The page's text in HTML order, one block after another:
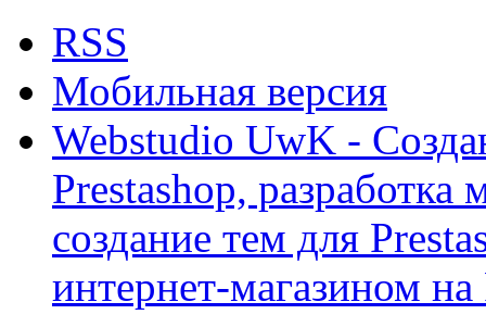
RSS
Мобильная версия
Webstudio UwK -
Prestashop, разработка
создание тем для
интернет-магазином на